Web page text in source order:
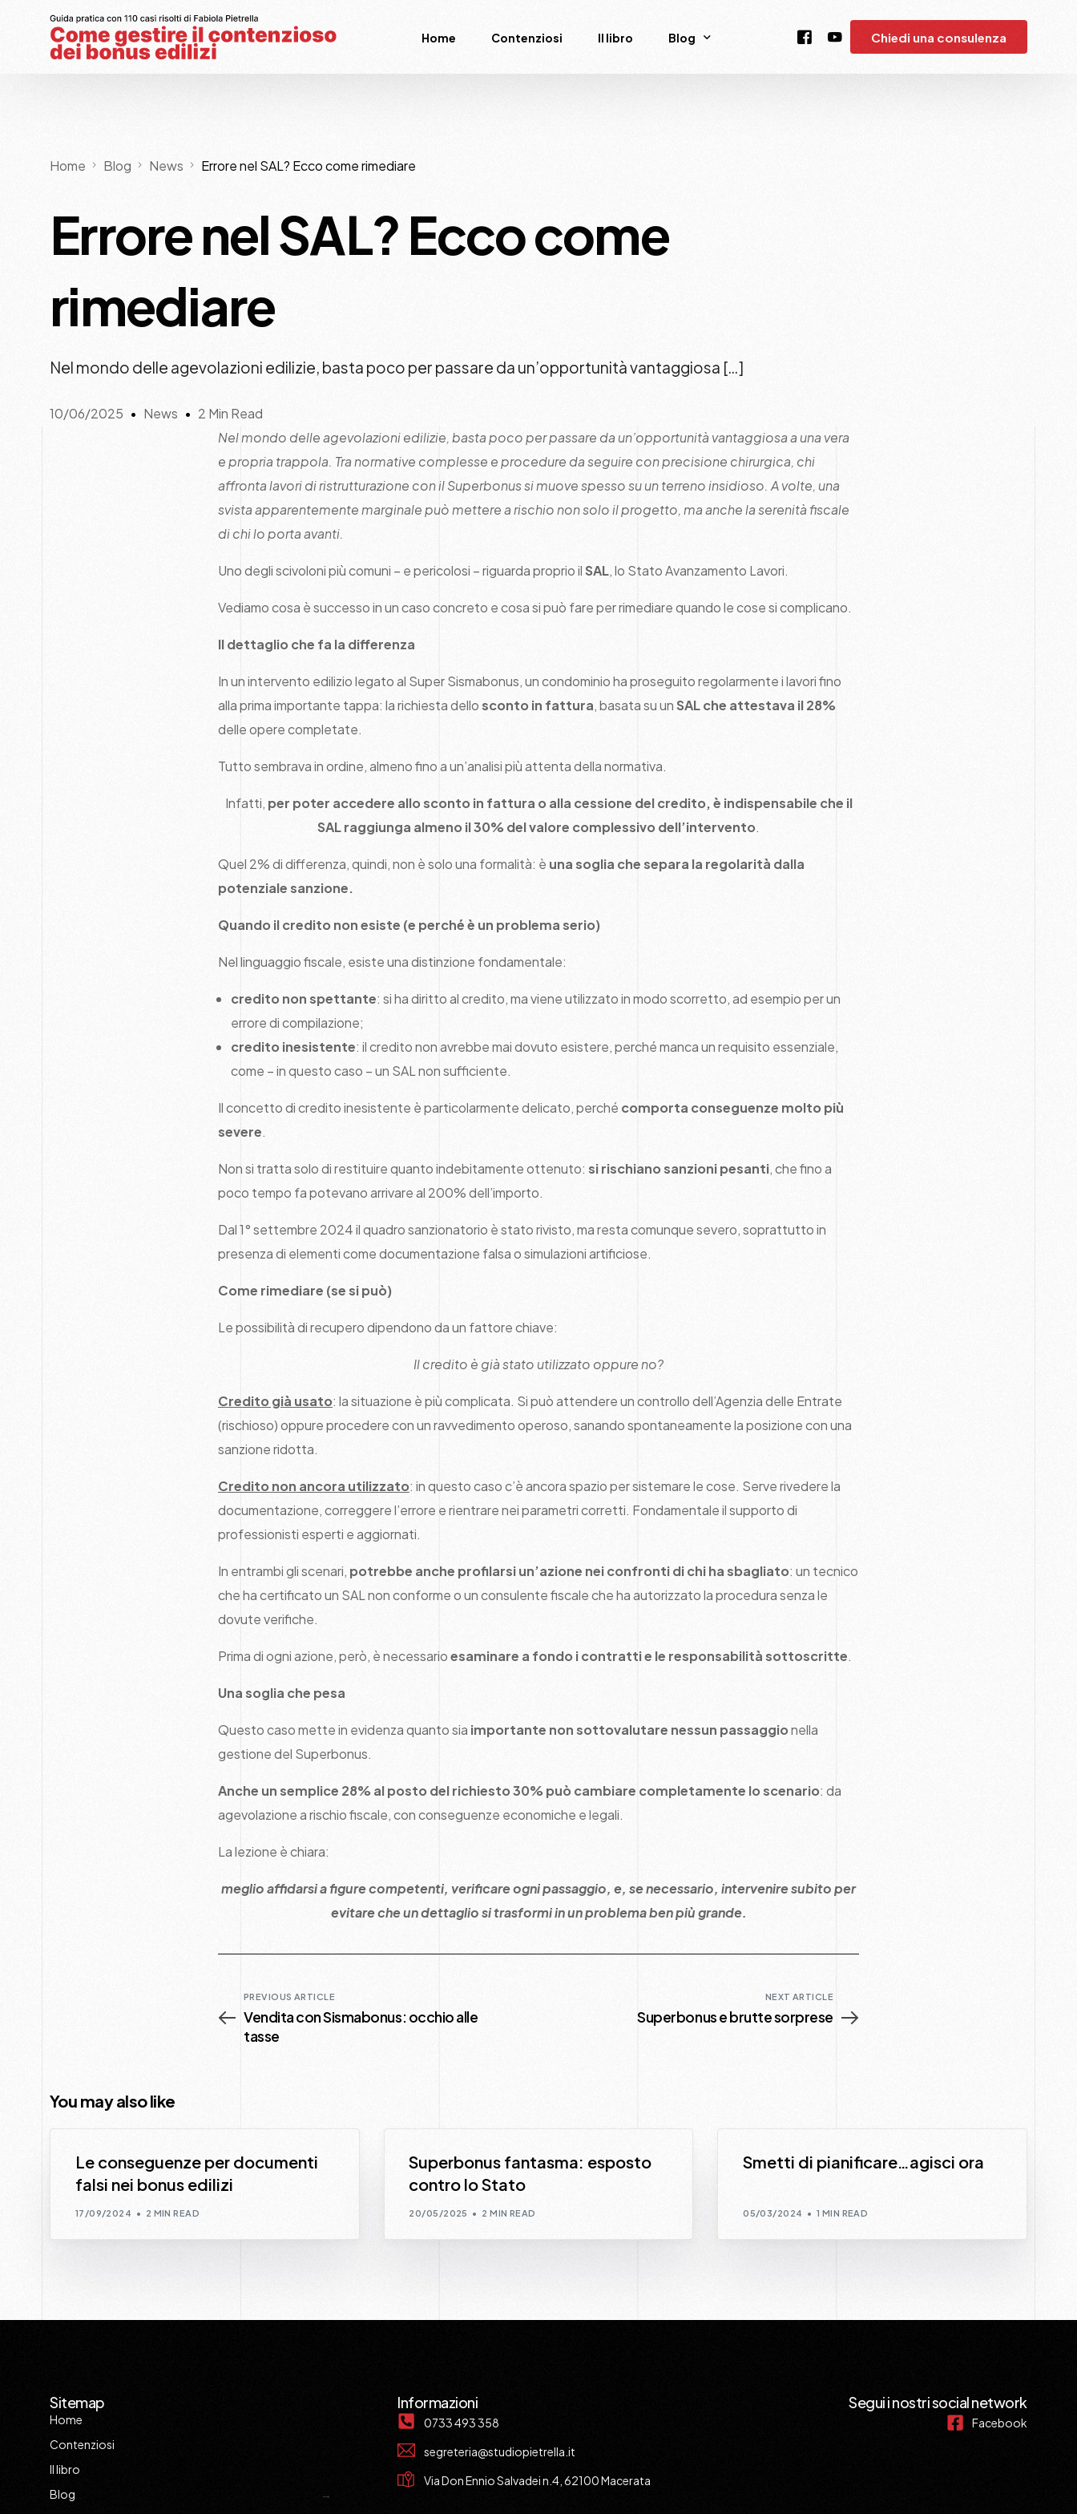
Home Contenziosi Il libro Blog Chiedi una consulenza
Home Blog News Errore nel SAL? Ecco come rimediare
Errore nel SAL? Ecco come
rimediare
Nel mondo delle agevolazioni edilizie, basta poco per passare da un’opportunità vantaggiosa […]
10/06/2025 News
2 Min Read
Nel mondo delle agevolazioni edilizie, basta poco per passare da un’opportunità vantaggiosa a una vera
e propria trappola. Tra normative complesse e procedure da seguire con precisione chirurgica, chi
affronta lavori di ristrutturazione con il Superbonus si muove spesso su un terreno insidioso. A volte, una
svista apparentemente marginale può mettere a rischio non solo il progetto, ma anche la serenità fiscale
di chi lo porta avanti.
Uno degli scivoloni più comuni – e pericolosi – riguarda proprio ilSAL, lo Stato Avanzamento Lavori.
Vediamo cosa è successo in un caso concreto e cosa si può fare per rimediare quando le cose si complicano.
Il dettaglio che fa la differenza
In un intervento edilizio legato al Super Sismabonus, un condominio ha proseguito regolarmente i lavori fino
alla prima importante tappa: la richiesta dellosconto in fattura, basata su unSAL che attestava il 28%
delle opere completate.
Tutto sembrava in ordine, almeno fino a un’analisi più attenta della normativa.
Infatti, per poter accedere allo sconto in fattura o alla cessione del credito, è indispensabile che il
SAL raggiunga almeno il 30% del valore complessivo dell’intervento.
Quel 2% di differenza, quindi, non è solo una formalità: è una soglia che separa la regolarità dalla
potenziale sanzione.
Quando il credito non esiste (e perché è un problema serio)
Nel linguaggio fiscale, esiste una distinzione fondamentale:
credito non spettante: si ha diritto al credito, ma viene utilizzato in modo scorretto, ad esempio per un
errore di compilazione;
credito inesistente: il credito non avrebbe mai dovuto esistere, perché manca un requisito essenziale,
come – in questo caso – un SAL non sufficiente.
Il concetto di credito inesistente è particolarmente delicato, perché comporta conseguenze molto più
severe.
Non si tratta solo di restituire quanto indebitamente ottenuto: si rischiano sanzioni pesanti, che fino a
poco tempo fa potevano arrivare al 200% dell’importo.
Dal 1° settembre 2024 il quadro sanzionatorio è stato rivisto, ma resta comunque severo, soprattutto in
presenza di elementi come documentazione falsa o simulazioni artificiose.
Come rimediare (se si può)
Le possibilità di recupero dipendono da un fattore chiave:
Il credito è già stato utilizzato oppure no?
Credito già usato: la situazione è più complicata. Si può attendere un controllo dell’Agenzia delle Entrate
(rischioso) oppure procedere con un ravvedimento operoso, sanando spontaneamente la posizione con una
sanzione ridotta.
Credito non ancora utilizzato: in questo caso c’è ancora spazio per sistemare le cose. Serve rivedere la
documentazione, correggere l’errore e rientrare nei parametri corretti. Fondamentale il supporto di
professionisti esperti e aggiornati.
In entrambi gli scenari, potrebbe anche profilarsi un’azione nei confronti di chi ha sbagliato: un tecnico
che ha certificato un SAL non conforme o un consulente fiscale che ha autorizzato la procedura senza le
dovute verifiche.
Prima di ogni azione, però, è necessarioesaminare a fondo i contratti e le responsabilità sottoscritte.
Una soglia che pesa
Questo caso mette in evidenza quanto sia importante non sottovalutare nessun passaggionella
gestione del Superbonus.
Anche un semplice 28% al posto del richiesto 30% può cambiare completamente lo scenario: da
agevolazione a rischio fiscale, con conseguenze economiche e legali.
La lezione è chiara:
meglio affidarsi a figure competenti, verificare ogni passaggio, e, se necessario, intervenire subito per
evitare che un dettaglio si trasformi in un problema ben più grande.
PREVIOUS ARTICLE
Vendita con Sismabonus: occhio alle
tasse
NEXT ARTICLE
Superbonus e brutte sorprese
You may also like
Le conseguenze per documenti
falsi nei bonus edilizi
17/09/2024 2 MIN READ
Superbonus fantasma: esposto
contro lo Stato
20/05/2025 2 MIN READ
Smetti di pianificare…agisci ora
05/03/2024 1 MIN READ
Sitemap
Home
Contenziosi
Il libro
Blog
Informazioni
0733 493 358
segreteria@studiopietrella.it
Via Don Ennio Salvadei n.4, 62100 Macerata
Segui i nostri social network
Facebook